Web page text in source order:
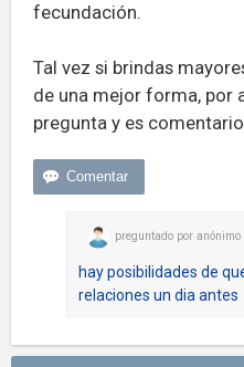
fecundación.
Tal vez si brindas
de una mejor forma, por
pregunta y es
preguntado por anónimo
hay posibilidades de
relaciones un dia antes